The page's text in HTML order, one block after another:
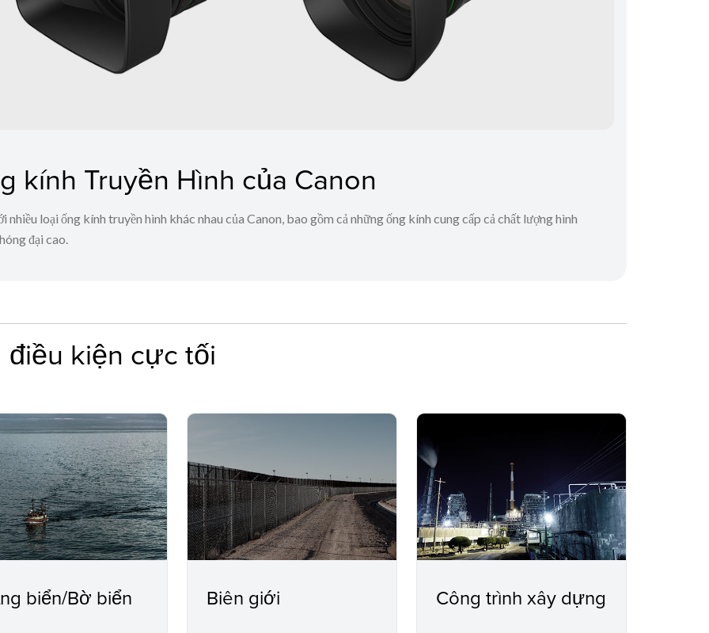
kính Truyền Hình của Canon
loại ống kính truyền hình khác nhau của Canon, bao gồm cả những ống kính cung cấp cả chất lượng hình
đại cao.
điều kiện cực tối
biển/Bờ biển Biên giới Công trình xây dựng